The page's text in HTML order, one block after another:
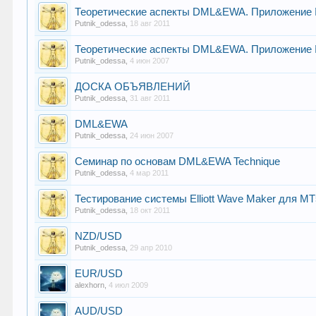
Теоретические аспекты DML&EWA.
Putnik_odessa 18 авг 2011
Теоретические аспекты DML&EWA.
Putnik_odessa ,4 июн 2007
ДОСКА ОБЪЯВЛЕНИЙ
Putnik_odessa 31 авг 2011
DML&EWA
Putnik_odessa 24 июн 2007
Семинар по основам DML&EWA Technique
Putnik_odessa ,4 мар 2011
Тестирование системы Elliott Wave Maker для
Putnik_odessa 18 окт 2011
NZD/USD
Putnik_odessa 29 апр 2010
EUR/USD
alexhorn ,4 июл 2009
AUD/USD